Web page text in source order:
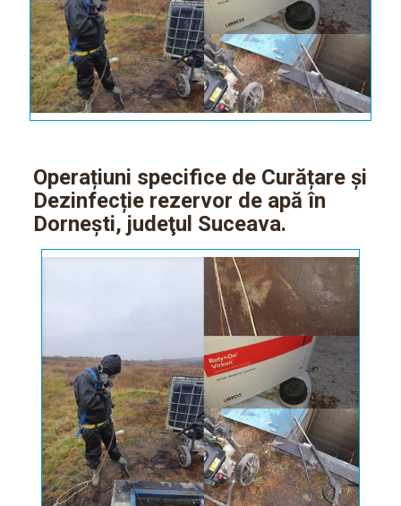
Operațiuni specifice de Curățare și
Dezinfecție rezervor de apă în
Dorneşti, judeţul Suceava.